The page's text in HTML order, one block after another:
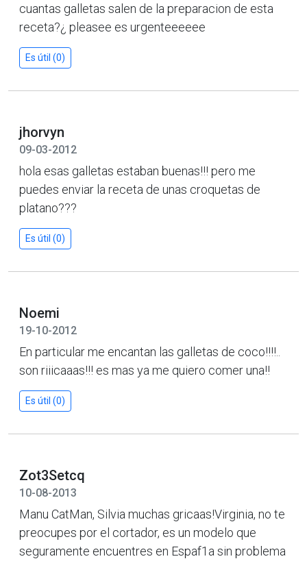
cuantas galletas salen de la preparacion de esta
receta?¿ pleasee es urgenteeeeee
Es útil (0)
jhorvyn
09-03-2012
hola esas galletas estaban buenas!!! pero me
puedes enviar la receta de unas croquetas de
platano???
Es útil (0)
Noemi
19-10-2012
En particular me encantan las galletas de coco!!!!..
son riiicaaas!!! es mas ya me quiero comer una!!
Es útil (0)
Zot3Setcq
10-08-2013
Manu CatMan, Silvia muchas gricaas!Virginia, no te
preocupes por el cortador, es un modelo que
seguramente encuentres en Espaf1a sin problema